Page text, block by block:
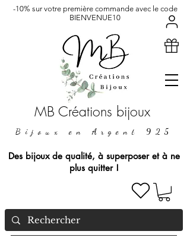
MB Créations bijoux
Bijoux en Argent 925
Des bijoux de qualité, à superposer et à ne
plus quitter !
-10% sur votre première commande avec le code
BIENVENUE10